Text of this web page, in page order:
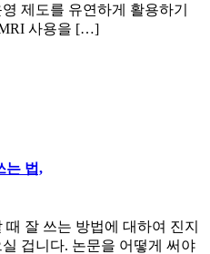
제도를 유연하게 활용하기
사용을 […]
는 법,
잘 쓰는 방법에 대하여 진지
겁니다. 논문을 어떻게 써야